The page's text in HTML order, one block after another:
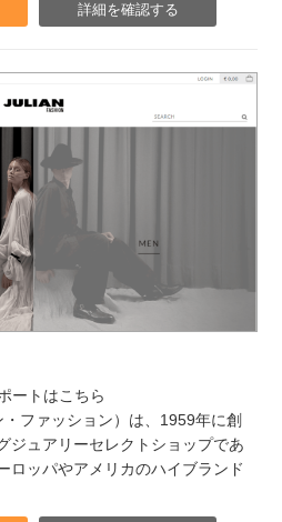
詳細を確認する
ートはこちら
ファッション）は、1959年に創
ジュアリーセレクトショップであ
ロッパやアメリカのハイブランド